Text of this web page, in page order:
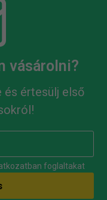
vásárolni?
és értesülj első
foglaltakat